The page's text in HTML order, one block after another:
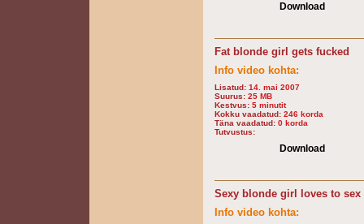
Download
Fat blonde girl gets fucked
Info video kohta:
Lisatud: 14. mai 2007
Suurus: 25 MB
Kestvus: 5 minutit
Kokku vaadatud: 246 korda
Täna vaadatud: 0 korda
Tutvustus:
Download
Sexy blonde girl loves to sex
Info video kohta: